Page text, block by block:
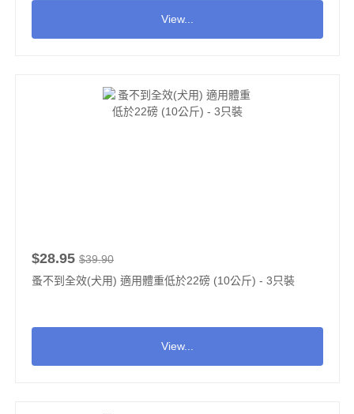
View...
$28.95 $39.90
蚤不到全效(犬用) 適用體重低於22磅 (10公斤) - 3只裝
View...